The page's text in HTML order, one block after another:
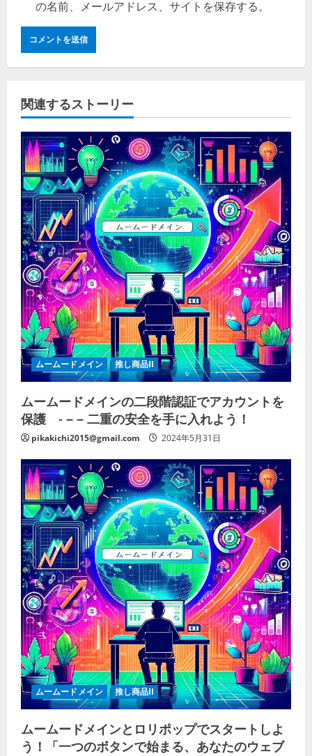
の名前、メールアドレス、サイトを保存する。
関連するストーリー
ムームードメイン 推し商品II
ムームードメインの二段階認証でアカウントを
保護 - – – 二重の安全を手に入れよう！
pikakichi2015@gmail.com 2024年5月31日
ムームードメイン 推し商品II
ムームードメインとロリポップでスタートしよ
う！「一つのボタンで始まる、あなたのウェブ